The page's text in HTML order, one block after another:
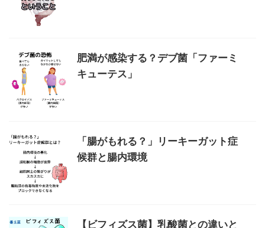
肥満が感染する？デブ菌「ファーミ
キューテス」
「腸がもれる？」リーキーガット症
候群と腸内環境
【ビフィズス菌】乳酸菌との違いと